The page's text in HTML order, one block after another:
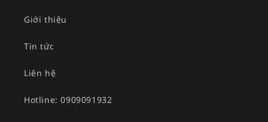
Giới thiệu
Tin tức
Liên hệ
Hotline: 0909091932